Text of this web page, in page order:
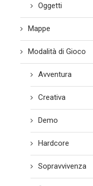
Oggetti
Mappe
Modalità di Gioco
Avventura
Creativa
Demo
Hardcore
Sopravvivenza